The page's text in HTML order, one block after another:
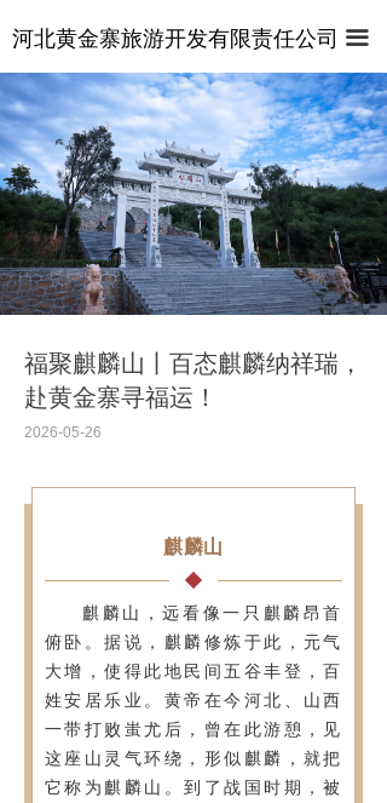
河北黄金寨旅游开发有限责任公司 끀
首页
关于景区
视频专区
管式滑道
悬壁火车
麒麟山索道
百态麒麟园
七彩滑道
丛林穿越
黄金谷
藏龙谷
研学之旅
新闻中心
这里有最新的公司动态，这里有最新的网站设计、移
动端设计、网页相关内容与你分享
福聚麒麟山丨百态麒麟纳祥瑞，
赴黄金寨寻福运！
麒麟山
麒麟山，远看像一只麒麟昂首
俯卧。据说，麒麟修炼于此，元气
大增，使得此地民间五谷丰登，百
姓安居乐业。黄帝在今河北、山西
一带打败蚩尤后，曾在此游憩，见
这座山灵气环绕，形似麒麟，就把
它称为麒麟山。到了战国时期，被
2026-05-26